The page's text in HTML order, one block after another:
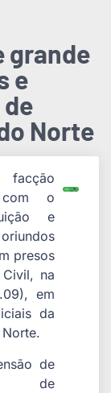
grande
e
Norte
com o
e
presos
na
em
da
de
de